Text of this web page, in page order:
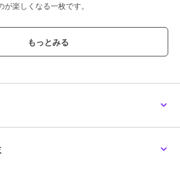
楽しくなる一枚です。
い雰囲気のシナモロール
癒し系のポムポムプリン
あしらい、シルエットを引き締めつつ女の子ら
スのような刺しゅうをほどこし、まるでアクセ